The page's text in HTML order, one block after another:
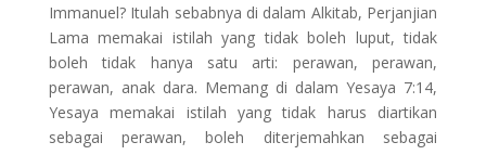
Immanuel? Itulah sebabnya di dalam Alkitab, Perjanjian
Lama memakai istilah yang tidak boleh luput, tidak
boleh tidak hanya satu arti: perawan, perawan,
perawan, anak dara. Memang di dalam Yesaya 7:14,
Yesaya memakai istilah yang tidak harus diartikan
sebagai perawan, boleh diterjemahkan sebagai